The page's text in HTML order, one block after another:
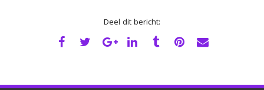
Deel dit bericht: